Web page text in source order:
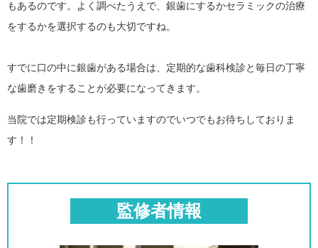
もあるのです。よく調べたうえで、銀歯にするかセラミックの治療
をするかを選択するのも大切ですね。
すでに口の中に銀歯がある場合は、定期的な歯科検診と毎日の丁寧
な歯磨きをすることが必要になってきます。
当院では定期検診も行っていますのでいつでもお待ちしておりま
す！！
監修者情報